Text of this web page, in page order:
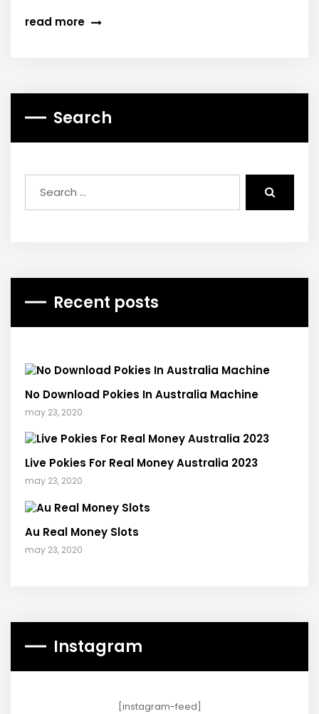
read more
Search
Recent posts
No Download Pokies In Australia Machine
may 23, 2020
Live Pokies For Real Money Australia 2023
may 23, 2020
Au Real Money Slots
may 23, 2020
Instagram
[instagram-feed]